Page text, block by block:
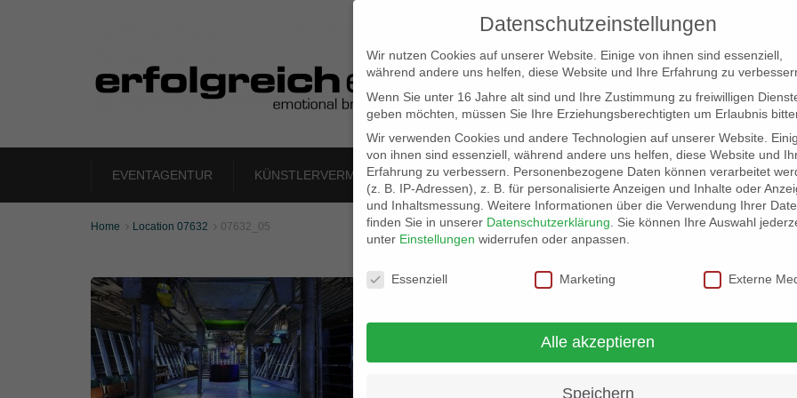
EVENTAGENTUR KÜNSTLERVERMITTLUNG LOCATION SCOUT ELB-LOCATION: PANORAMA
Home  Location 07632  07632_05
Datenschutzeinstellungen
Wir nutzen Cookies auf unserer Website. Einige von ihnen sind essenziell,
während andere uns helfen, diese Website und Ihre Erfahrung zu
Wenn Sie unter 16 Jahre alt sind und Ihre Zustimmung zu freiwilligen
geben möchten, müssen Sie Ihre Erziehungsberechtigten um Erlaubnis
Wir verwenden Cookies und andere Technologien auf unserer Website.
von ihnen sind essenziell, während andere uns helfen, diese Website und
Erfahrung zu verbessern.
Personenbezogene Daten können verarbeitet
(z. B. IP-Adressen), z. B. für personalisierte Anzeigen und Inhalte oder
und Inhaltsmessung. Weitere Informationen über die Verwendung Ihrer
finden Sie in unserer Datenschutzerklärung
Sie können Ihre Auswahl
unter Einstellungen widerrufen oder anpassen.
Datenschutzeinstellungen
Essenziell Marketing Externe
Alle akzeptieren
Speichern